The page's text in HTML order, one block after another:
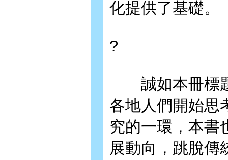
化提供了基礎。
?
誠如本冊標題
各地人們開始思
究的一環，本書
展動向，跳脫傳